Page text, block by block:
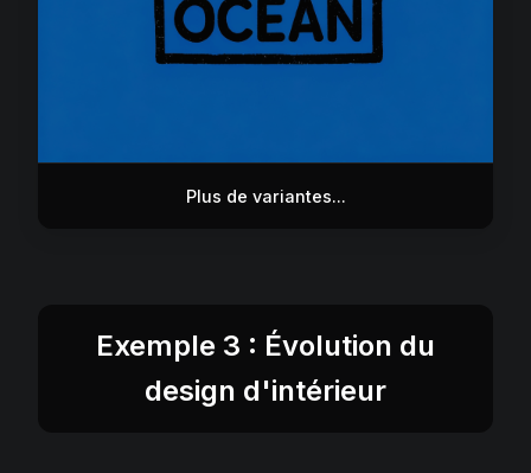
Plus de variantes...
Exemple 3 : Évolution du
design d'intérieur